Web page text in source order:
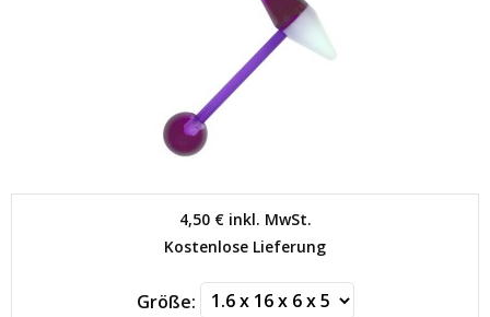
4,50 €inkl. MwSt.
Kostenlose Lieferung
Größe: